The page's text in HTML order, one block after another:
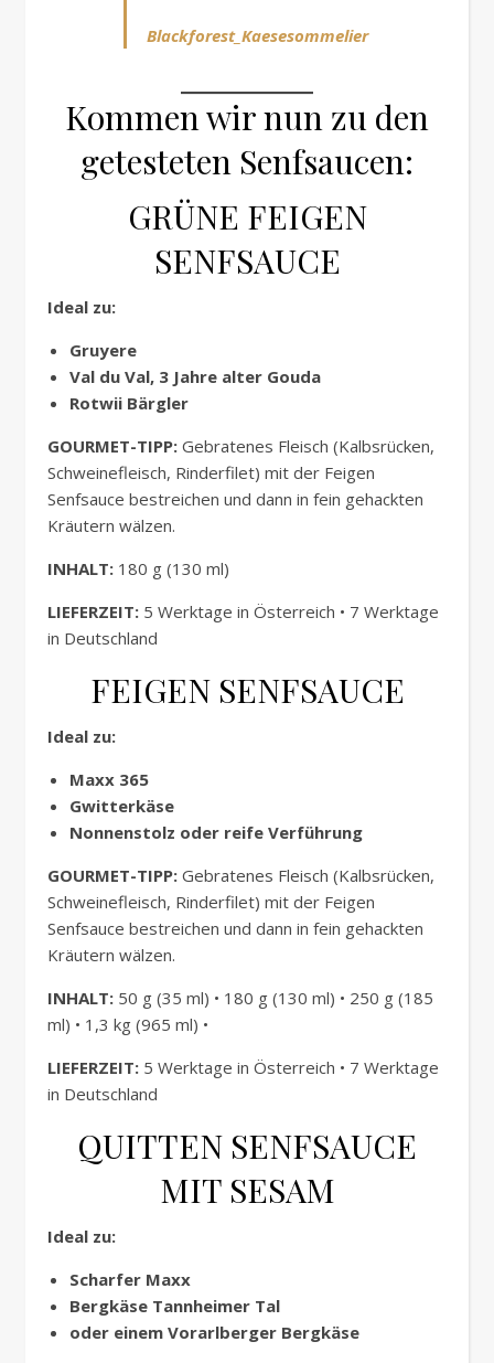
Blackforest_Kaesesommelier
Kommen wir nun zu den
getesteten Senfsaucen:
GRÜNE FEIGEN
SENFSAUCE
Ideal zu:
Gruyere
Val du Val, 3 Jahre alter Gouda
Rotwii Bärgler
GOURMET-TIPP: Gebratenes Fleisch (Kalbsrücken,
Schweinefleisch, Rinderfilet) mit der Feigen
Senfsauce bestreichen und dann in fein gehackten
Kräutern wälzen.
INHALT: 180 g (130 ml)
LIEFERZEIT: 5 Werktage in Österreich • 7 Werktage
in Deutschland
FEIGEN SENFSAUCE
Ideal zu:
Maxx 365
Gwitterkäse
Nonnenstolz oder reife Verführung
GOURMET-TIPP: Gebratenes Fleisch (Kalbsrücken,
Schweinefleisch, Rinderfilet) mit der Feigen
Senfsauce bestreichen und dann in fein gehackten
Kräutern wälzen.
INHALT: 50 g (35 ml) • 180 g (130 ml) • 250 g (185
ml) • 1,3 kg (965 ml) •
LIEFERZEIT: 5 Werktage in Österreich • 7 Werktage
in Deutschland
QUITTEN SENFSAUCE
MIT SESAM
Ideal zu:
Scharfer Maxx
Bergkäse Tannheimer Tal
oder einem Vorarlberger Bergkäse